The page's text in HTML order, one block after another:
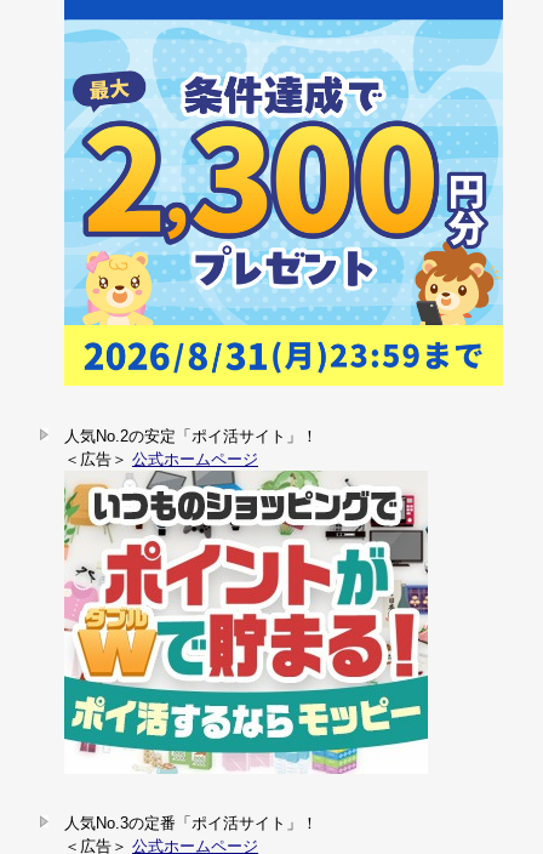
人気No.2の安定「ポイ活サイト」！
＜広告＞ 公式ホームページ
人気No.3の定番「ポイ活サイト」！
＜広告＞ 公式ホームページ